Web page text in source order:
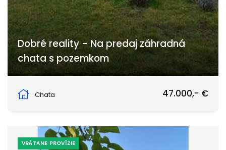
Dobré reality - Na predaj záhradná
chata s pozemkom
Chata
47.000,- €
VRÁTANE PROVÍZIE